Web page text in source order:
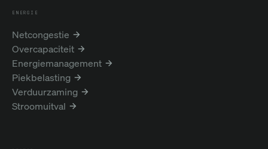
ENERGIE
Netcongestie
Overcapaciteit
Energiemanagement
Piekbelasting
Verduurzaming
Stroomuitval